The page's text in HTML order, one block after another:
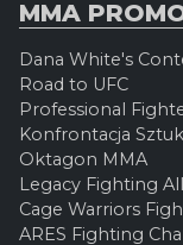
MMA
Dana White's
Road to UFC
Professional
Konfrontacja
Oktagon MMA
Legacy Fighting
Cage Warriors
ARES Fighting